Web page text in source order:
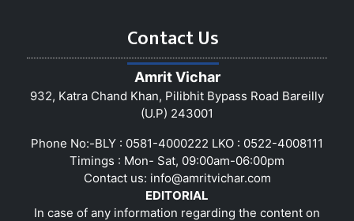
Contact Us
Amrit Vichar
932, Katra Chand Khan, Pilibhit Bypass Road Bareilly
(U.P) 243001
Phone No:-BLY : 0581-4000222 LKO : 0522-4008111
Timings : Mon- Sat, 09:00am-06:00pm
Contact us: info@amritvichar.com
EDITORIAL
In case of any information regarding the content on